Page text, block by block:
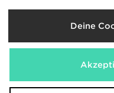
Wir akzeptieren
Deine